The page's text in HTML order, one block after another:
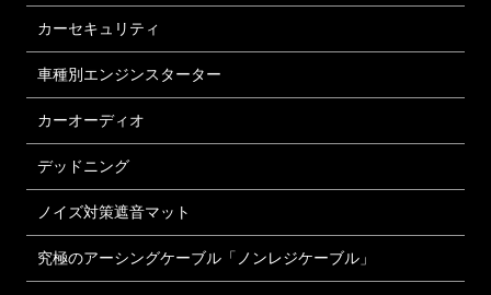
カーセキュリティ
車種別エンジンスターター
カーオーディオ
デッドニング
ノイズ対策遮音マット
究極のアーシングケーブル「ノンレジケーブル」